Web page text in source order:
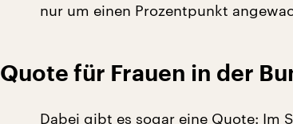
nur um einen Prozentpunkt
Quote für Frauen in der
Dabei gibt es sogar eine Quote: Im